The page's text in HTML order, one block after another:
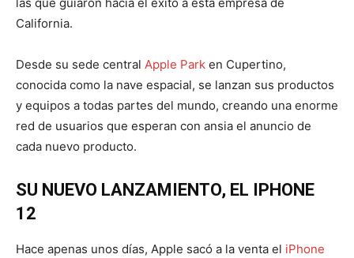
las que guiaron hacia el éxito a esta empresa de
California.
Desde su sede central Apple Park en Cupertino,
conocida como la nave espacial, se lanzan sus productos
y equipos a todas partes del mundo, creando una enorme
red de usuarios que esperan con ansia el anuncio de
cada nuevo producto.
SU NUEVO LANZAMIENTO, EL IPHONE
12
Hace apenas unos días, Apple sacó a la venta el iPhone